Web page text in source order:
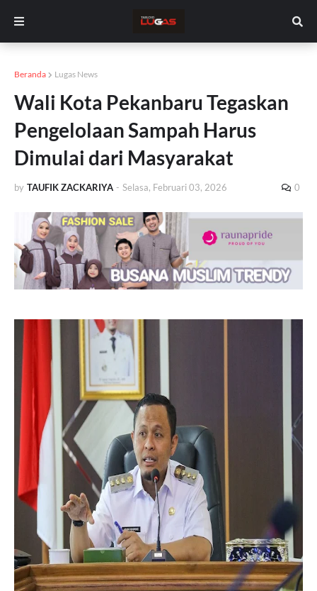
Beranda Lugas News
Wali Kota Pekanbaru Tegaskan
Pengelolaan Sampah Harus
Dimulai dari Masyarakat
by TAUFIK ZACKARIYA - Selasa, Februari 03, 2026 0